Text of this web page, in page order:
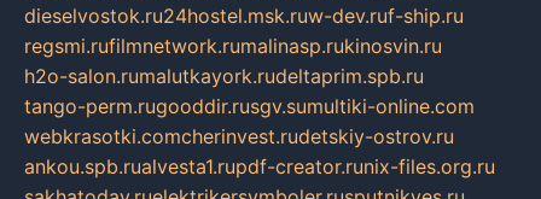
dieselvostok.ru24hostel.msk.ruw-dev.ruf-ship.ru
regsmi.rufilmnetwork.rumalinasp.rukinosvin.ru
h2o-salon.rumalutkayork.rudeltaprim.spb.ru
tango-perm.rugooddir.rusgv.sumultiki-online.com
webkrasotki.comcherinvest.rudetskiy-ostrov.ru
ankou.spb.rualvesta1.rupdf-creator.runix-files.org.ru